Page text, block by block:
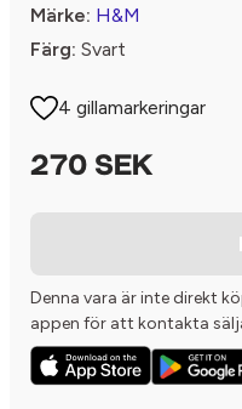
Märke: H&M
Färg: Svart
4 gillamarkeringar
270 SEK
Denna vara är inte direkt
appen för att kontakta